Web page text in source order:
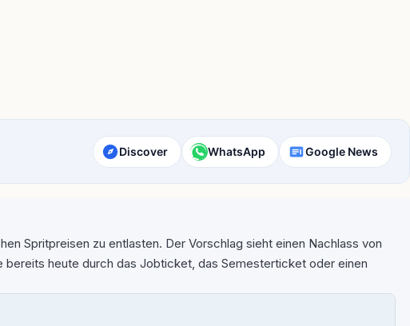
Discover WhatsApp Google News
Spritpreisen zu entlasten. Der Vorschlag sieht einen Nachlass von
bereits heute durch das Jobticket, das Semesterticket oder einen